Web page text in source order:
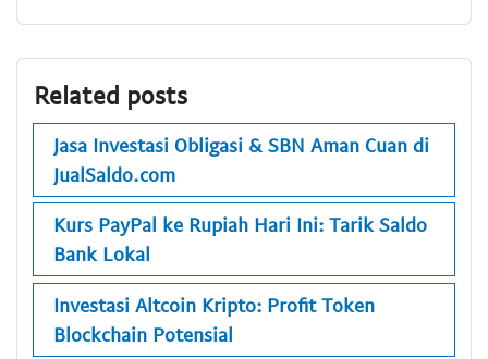
Related posts
Jasa Investasi Obligasi & SBN Aman Cuan di
JualSaldo.com
Kurs PayPal ke Rupiah Hari Ini: Tarik Saldo
Bank Lokal
Investasi Altcoin Kripto: Profit Token
Blockchain Potensial